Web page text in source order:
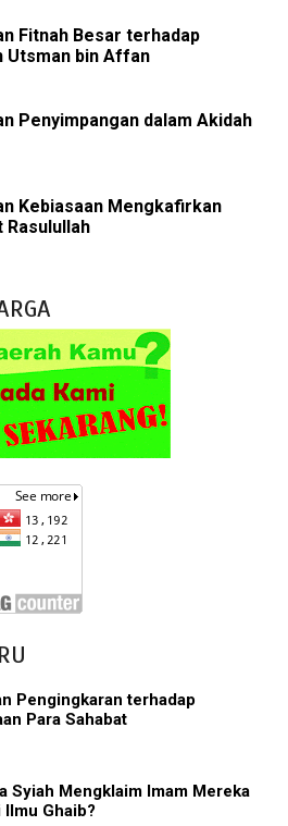
Fitnah Besar terhadap
Utsman bin Affan
Penyimpangan dalam Akidah
Kebiasaan Mengkafirkan
Rasulullah
Pengingkaran terhadap
Para Sahabat
Syiah Mengklaim Imam Mereka
Ghaib?